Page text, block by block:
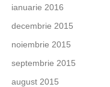
ianuarie 2016
decembrie 2015
noiembrie 2015
septembrie 2015
august 2015